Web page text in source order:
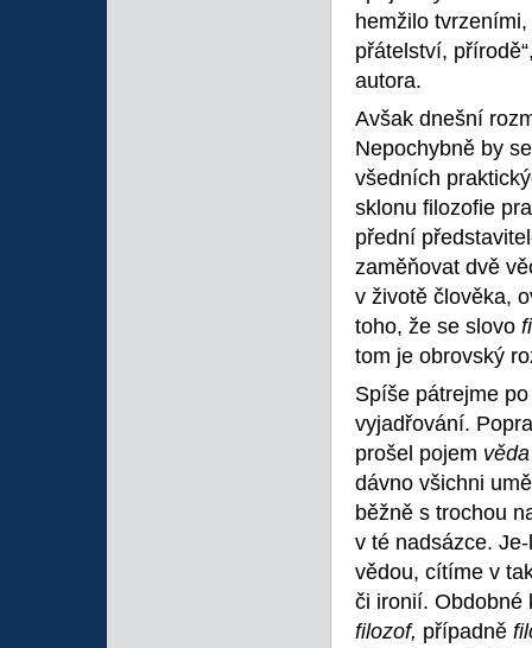
hemžilo
přátelství,
autora.
Avšak dnešní
Nepochybně by
všedních
sklonu filozofie
přední
zaměňovat dvě
v životě člověka,
toho, že se slovo
tom je obrovský
Spíše pátrejme
vyjadřování.
prošel pojem
dávno všichni
běžně s trochou
v té nadsázce.
vědou, cítíme v
či ironií. Obdobné
filozof, případně